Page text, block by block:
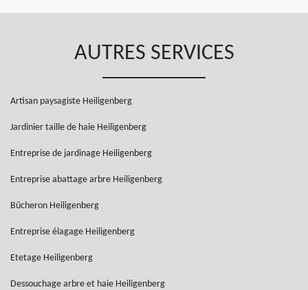
AUTRES SERVICES
Artisan paysagiste Heiligenberg
Jardinier taille de haie Heiligenberg
Entreprise de jardinage Heiligenberg
Entreprise abattage arbre Heiligenberg
Bûcheron Heiligenberg
Entreprise élagage Heiligenberg
Etetage Heiligenberg
Dessouchage arbre et haie Heiligenberg